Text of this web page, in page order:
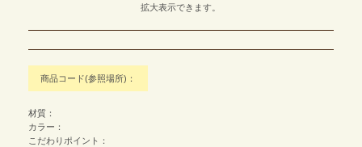
拡大表示できます。
商品コード(参照場所)：
材質：
カラー：
こだわりポイント：